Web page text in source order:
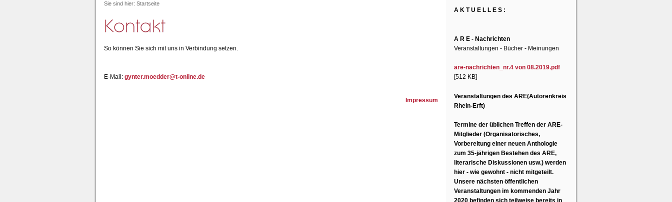
Sie sind hier: Startseite
So können Sie sich mit uns in Verbindung setzen.
E-Mail: gynter.moedder@t-online.de
Impressum
A K T U E L L E S :
A R E - Nachrichten
Veranstaltungen - Bücher - Meinungen
are-nachrichten_nr.4 von 08.2019.pdf
[512 KB]
Veranstaltungen des ARE(Autorenkreis
Rhein-Erft)
Termine der üblichen Treffen der ARE-
Mitglieder (Organisatorisches,
Vorbereitung einer neuen Anthologie
zum 35-jährigen Bestehen des ARE,
literarische Diskussionen usw.) werden
hier - wie gewohnt - nicht mitgeteilt.
Unsere nächsten öffentlichen
Veranstaltungen im kommenden Jahr
2020 befinden sich teilweise bereits in